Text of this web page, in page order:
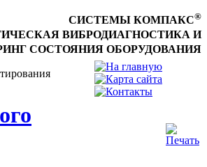
СИСТЕМЫ КОМПАКС®
ВИБРОДИАГНОСТИКА И
СОСТОЯНИЯ ОБОРУДОВАНИЯ